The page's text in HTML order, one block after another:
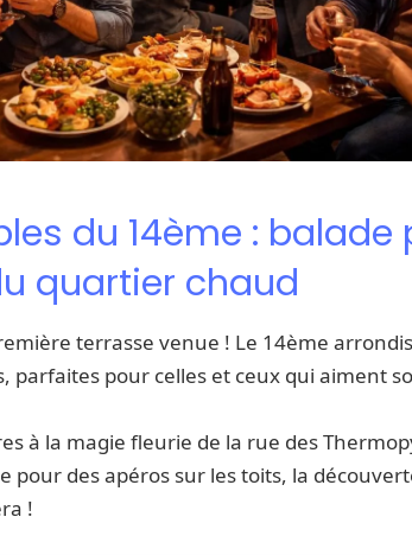
du 14ème : balade
quartier chaud
terrasse venue ! Le 14ème
parfaites pour celles et ceux qui aiment
à la magie fleurie de la rue des
pour des apéros sur les toits, la
!